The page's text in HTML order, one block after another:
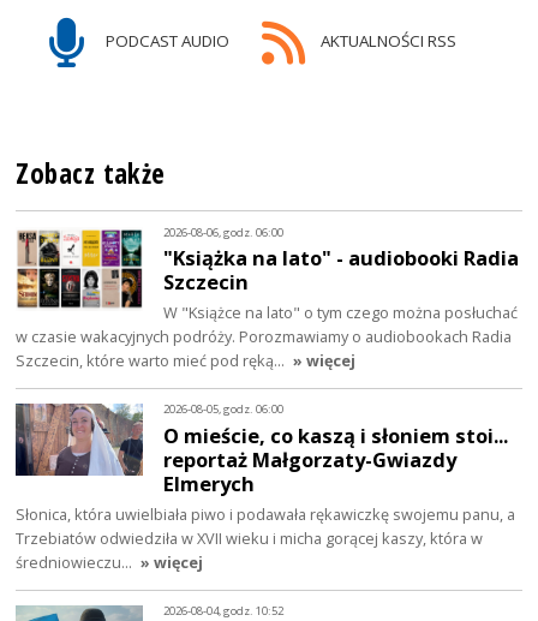
PODCAST AUDIO AKTUALNOŚCI RSS
Zobacz także
2026-08-06, godz. 06:00
"Książka na lato" - audiobooki Radia
Szczecin
W "Książce na lato" o tym czego można posłuchać
w czasie wakacyjnych podróży. Porozmawiamy o audiobookach Radia
Szczecin, które warto mieć pod ręką… » więcej
2026-08-05, godz. 06:00
O mieście, co kaszą i słoniem stoi...
reportaż Małgorzaty-Gwiazdy
Elmerych
Słonica, która uwielbiała piwo i podawała rękawiczkę swojemu panu, a
Trzebiatów odwiedziła w XVII wieku i micha gorącej kaszy, która w
średniowieczu… » więcej
2026-08-04, godz. 10:52